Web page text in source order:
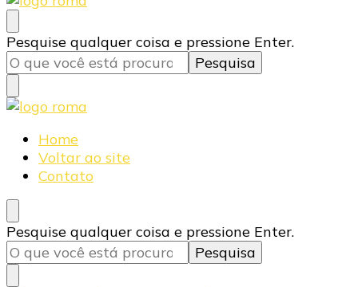
Blog Roma Eletrônica
Líder em Desenvolvimento de Produtos Eletrônicos
Procurando
algo?
Pesquise qualquer coisa e pressione Enter.
Blog Roma Eletrônica
Líder em Desenvolvimento de Produtos Eletrônicos
Home
Voltar ao site
Contato
Procurando
algo?
Pesquise qualquer coisa e pressione Enter.